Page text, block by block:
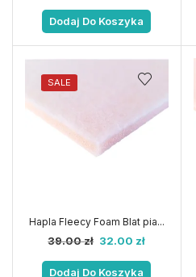
Dodaj Do Koszyka
SALE
Hapla Fleecy Foam Blat pia...
39.00zł 32.00 zł
Dodaj Do Koszyka